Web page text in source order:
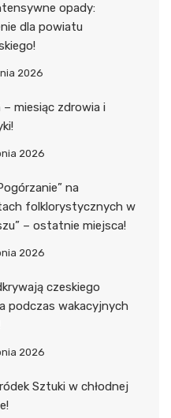
opady:
dla powiatu
2026
– miesiąc zdrowia i
2026
na
folklorystycznych w
– ostatnie miejsca!
2026
czeskiego
podczas wakacyjnych
2026
Sztuki w chłodnej